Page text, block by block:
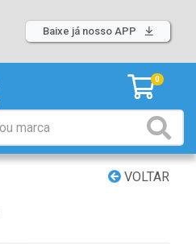
Baixe já nosso APP
0
VOLTAR